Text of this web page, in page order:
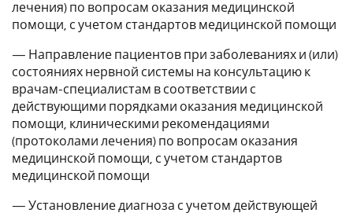
лечения) по вопросам оказания медицинской
помощи, с учетом стандартов медицинской помощи
— Направление пациентов при заболеваниях и (или)
состояниях нервной системы на консультацию к
врачам-специалистам в соответствии с
действующими порядками оказания медицинской
помощи, клиническими рекомендациями
(протоколами лечения) по вопросам оказания
медицинской помощи, с учетом стандартов
медицинской помощи
— Установление диагноза с учетом действующей